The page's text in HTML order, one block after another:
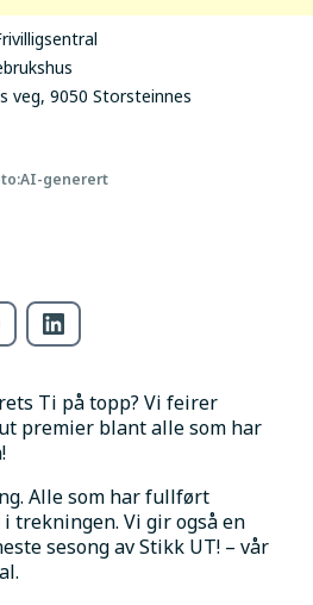
veg, 9050 Storsteinnes
AI-generert
Ti på topp? Vi feirer
premier blant alle som har
Alle som har fullført
trekningen. Vi gir også en
sesong av Stikk UT! – vår